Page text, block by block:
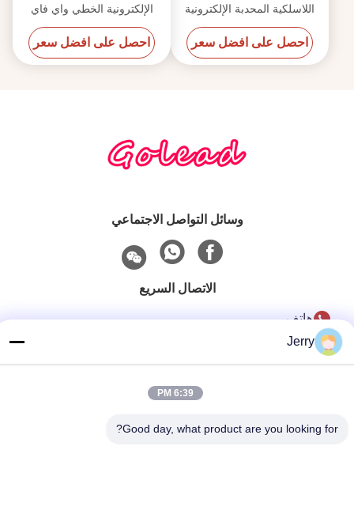
اللاسلكية المحدبة الإلكترونية
للهاتف المحمول
احصل على افضل سعر
الإلكترونية الخطي واي فاي
لاسلكي محمول 12 ميجا هرتز
احصل على افضل سعر
وسائل التواصل الاجتماعي
الاتصال السريع
هاتف
jerry@goleadmedical.com
عنوان
Jerry
6:39 PM
Good day, what product are you looking for?